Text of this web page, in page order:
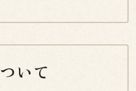
いて